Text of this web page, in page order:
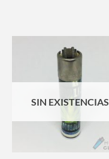
SIN EXISTENCIAS